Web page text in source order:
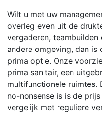
Wilt u met uw
overleg even uit de
vergaderen,
andere omgeving, dan is
prima optie. Onze
prima sanitair, een
multifunctionele ruimtes.
no-nonsense is is de
vergelijk met reguliere